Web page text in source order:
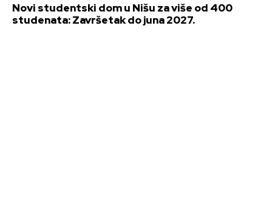
Novi studentski dom u Nišu za više od 400
studenata: Završetak do juna 2027.